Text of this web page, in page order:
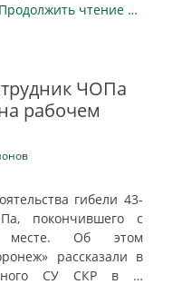
чтение …
ЧОПа
рабочем
гибели 43-
покончившего с
Об этом
рассказали в
СУ СКР в …